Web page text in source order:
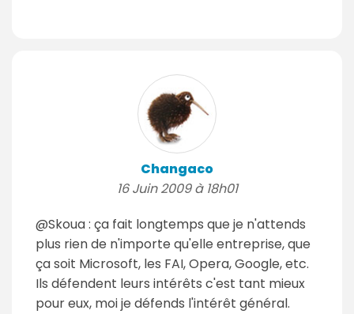
Changaco
16 Juin 2009 à 18h01
@Skoua : ça fait longtemps que je n'attends
plus rien de n'importe qu'elle entreprise, que
ça soit Microsoft, les FAI, Opera, Google, etc.
Ils défendent leurs intérêts c'est tant mieux
pour eux, moi je défends l'intérêt général.